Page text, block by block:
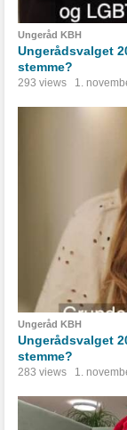
Ungeråd KBH
Ungerådsvalget
stemme?
293 views 1.
Ungeråd KBH
Ungerådsvalget
stemme?
283 views 1.